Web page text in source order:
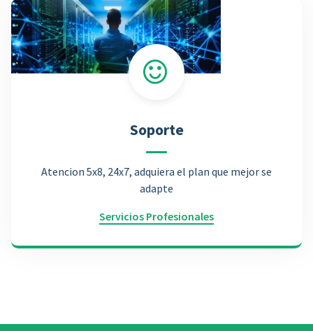
Soporte
Atencion 5x8, 24x7, adquiera el plan que mejor se
adapte
Servicios Profesionales